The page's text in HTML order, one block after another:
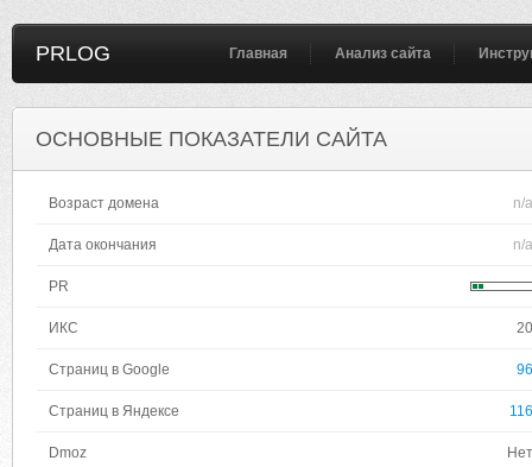
PRLOG Главная Анализ сайта
ОСНОВНЫЕ ПОКАЗАТЕЛИ САЙТА
Возраст домена n/a
Дата окончания n/a
PR
ИКС 20
Страниц в Google 96
Страниц в Яндексе 116
Dmoz Нет